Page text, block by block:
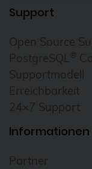
Support
Open Source
PostgreSQL ®
Supportmodell
Erreichbarkeit
24×7 Support
Informationen
Partner